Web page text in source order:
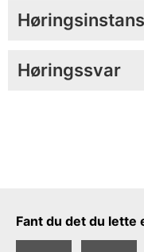
Høringssvar
Tilbakemeldingsskjema
Fant du det du lette